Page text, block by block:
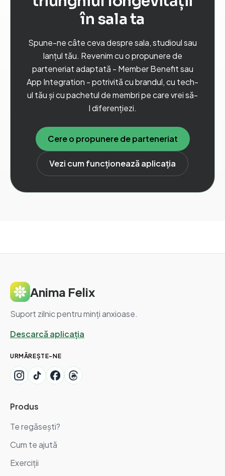
în sala ta
Spune-ne câte ceva despre sala, studioul sau
lanțul tău. Revenim cu o propunere de
parteneriat adaptată - Member Benefit sau
App Integration - potrivită cu brandul, cu tech-
ul tău și cu pachetul de membri pe care vrei să-
l diferențiezi.
Cere o propunere de parteneriat
Vezi cum funcționează aplicația
Anima Felix
Suport zilnic pentru minți anxioase.
Descarcă aplicația
URMĂREȘTE-NE
Produs
Te regăsești?
Cum te ajută
Exerciții